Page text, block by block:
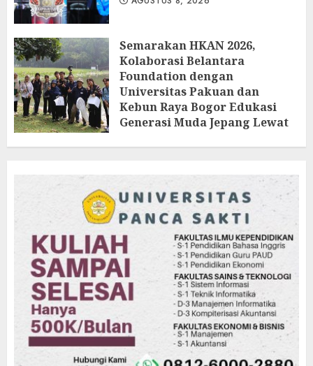
Semarakan HKAN 2026,
Kolaborasi Belantara
Foundation dengan
Universitas Pakuan dan
Kebun Raya Bogor Edukasi
Generasi Muda Jepang Lewat